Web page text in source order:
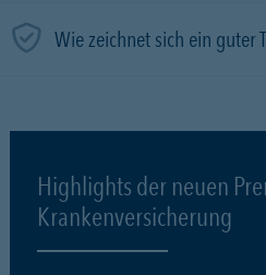
Wie zeichnet sich ein guter
Highlights der neuen
Krankenversicherung